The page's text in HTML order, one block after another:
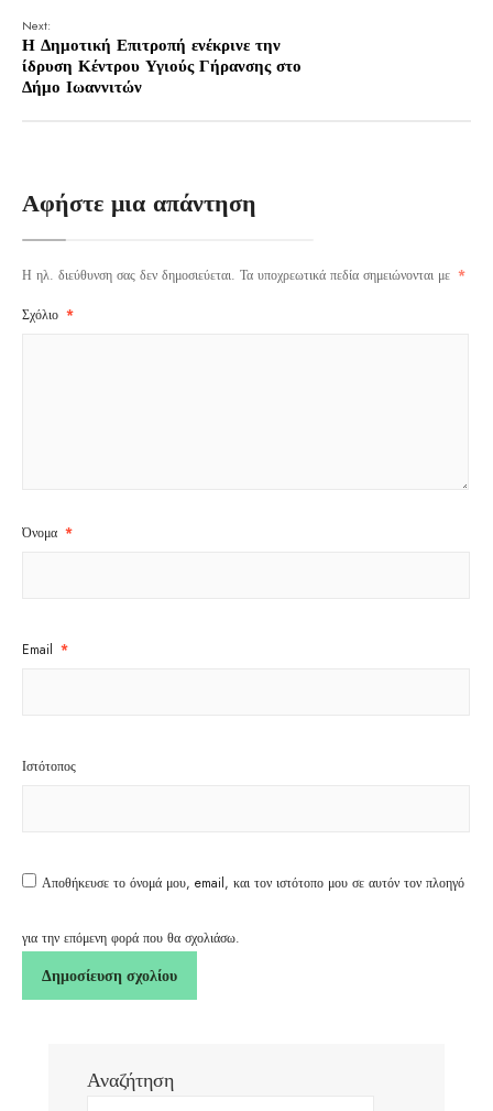
Next:
Η Δημοτική Επιτροπή ενέκρινε την
ίδρυση Κέντρου Υγιούς Γήρανσης στο
Δήμο Ιωαννιτών
Αφήστε μια απάντηση
Η ηλ. διεύθυνση σας δεν δημοσιεύεται. Τα υποχρεωτικά πεδία σημειώνονται με *
Σχόλιο *
Όνομα *
Email *
Ιστότοπος
Αποθήκευσε το όνομά μου, email, και τον ιστότοπο μου σε αυτόν τον πλοηγό
για την επόμενη φορά που θα σχολιάσω.
Αναζήτηση